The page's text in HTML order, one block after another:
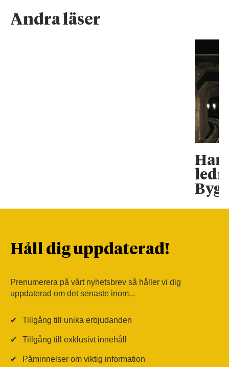
Andra läser
Han
Håll dig uppdaterad!
Prenumerera på vårt nyhetsbrev så håller vi dig
uppdaterad om det senaste inom...
✔ Tillgång till unika erbjudanden
✔ Tillgång till exklusivt innehåll
✔ Påminnelser om viktig information